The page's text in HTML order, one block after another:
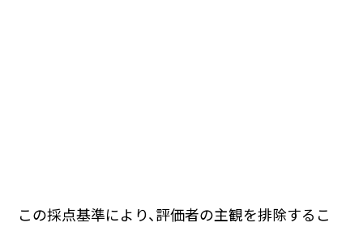
この採点基準により、評価者の主観を排除するこ